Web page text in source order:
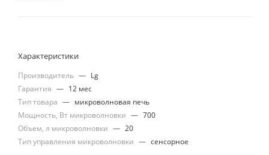
Характеристики
Производитель — Lg
Гарантия — 12 мес
Тип товара — микроволновая печь
Мощность, Вт микроволновки — 700
Объем, л микроволновки — 20
Тип управления микроволновки — сенсорное